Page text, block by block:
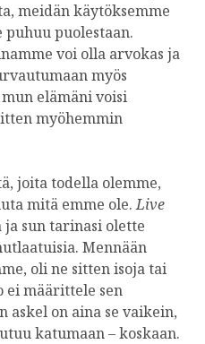
meidän käytöksemme
puolestaan.
voi olla arvokas ja
myös
elämäni voisi
myöhemmin
joita todella olemme,
mitä emme ole.Live
ja sun tarinasi olette
Mennään
oli ne sitten isoja tai
ei määrittele sen
askel on aina se vaikein,
katumaan – koskaan.